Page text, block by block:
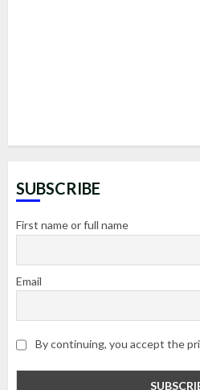
SUBSCRIBE
First name or full name
Email
By continuing, you accept the